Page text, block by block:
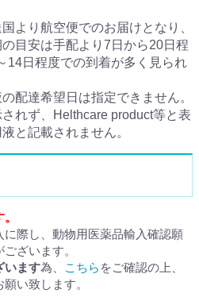
より航空便でのお届けとなり、
目安は手配より7日から20日程
14日程度での到着が多く見られ
配達希望日は指定できません。
れず、Helthcare product等と表
と記載されません。
際し、動物用医薬品輸入確認願
ざいます。
います為、 こちら をご確認の上、
い致します。